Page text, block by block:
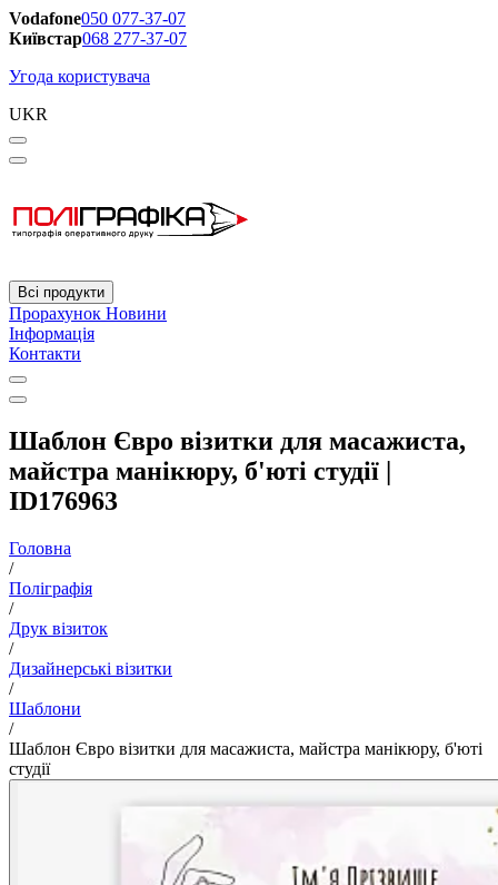
Vodafone050 077-37-07
Київстар068 277-37-07
Угода користувача
UKR
Всі продукти
Прорахунок Новини
Інформація
Контакти
Шаблон Євро візитки для масажиста,
майстра манікюру, б'юті студії |
ID176963
Головна
/
Поліграфія
/
Друк візиток
/
Дизайнерські візитки
/
Шаблони
/
Шаблон Євро візитки для масажиста, майстра манікюру, б'юті
студії